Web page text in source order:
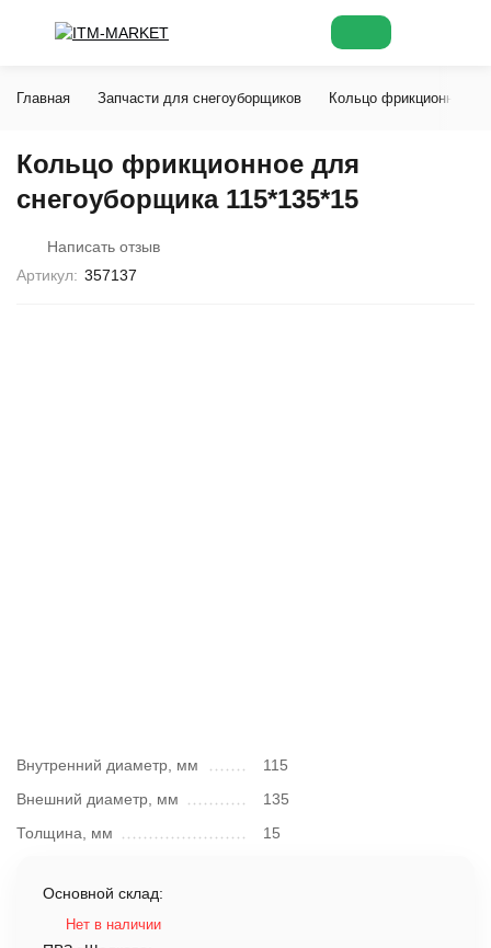
Главная Запчасти для снегоуборщиков Кольцо фрикционное
Кольцо фрикционное для
снегоуборщика 115*135*15
Написать отзыв
Артикул: 357137
Внутренний диаметр, мм
115
Внешний диаметр, мм
135
Толщина, мм
15
Основной склад:
Нет в наличии